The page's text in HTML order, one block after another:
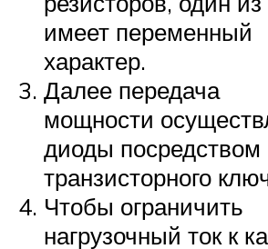
имеет переменный
характер.
Далее передача
мощности
диоды посредством
транзисторного
Чтобы ограничить
нагрузочный ток к